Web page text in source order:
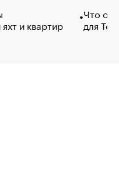
и квартир
Что
для